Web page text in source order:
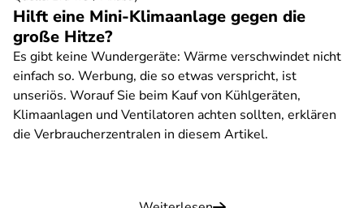
Hilft eine Mini-Klimaanlage gegen die
große Hitze?
Es gibt keine Wundergeräte: Wärme verschwindet nicht
einfach so. Werbung, die so etwas verspricht, ist
unseriös. Worauf Sie beim Kauf von Kühlgeräten,
Klimaanlagen und Ventilatoren achten sollten, erklären
die Verbraucherzentralen in diesem Artikel.